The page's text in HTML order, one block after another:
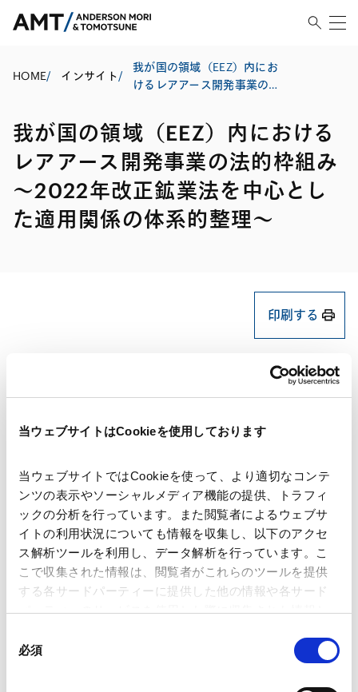
当ウェブサイトはCookieを使用しております
当ウェブサイトではCookieを使って、より適切なコンテ
ンツの表示やソーシャルメディア機能の提供、トラフィ
ックの分析を行っています。また閲覧者によるウェブサ
イトの利用状況についても情報を収集し、以下のアクセ
ス解析ツールを利用し、データ解析を行っています。こ
こで収集された情報は、閲覧者がこれらのツールを提供
する各サードパーティーに提供した他の情報や各サード
パーティーのサービスを使用した際に収集された情報と
ことがあります。
必須
HOME/ インサイト/
我が国の領域（EEZ）内にお
けるレアアース開発事業の
鉱業法を中心とした適用関
係の体系的整理〜
我が国の領域（EEZ）内における
レアアース開発事業の法的枠組み
〜2022年改正鉱業法を中心とし
た適用関係の体系的整理〜
印刷する
講師 大槻 由昭
開催日時 2026年7月24日(金)13:30～15:30
会場
グリンヒルビル セミナールーム（東京
都中央区日本橋茅場町1-10-8）/ ライブ
配信 / アーカイブ配信
運営